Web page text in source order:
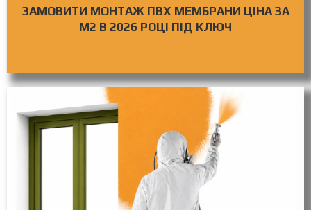
ЗАМОВИТИ МОНТАЖ ПВХ МЕМБРАНИ ЦІНА ЗА
М2 В 2026 РОЦІ ПІД КЛЮЧ